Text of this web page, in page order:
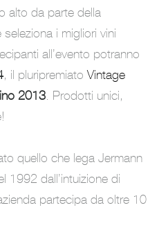
alto da parte della
i migliori vini
all’evento potranno
, il pluripremiato Vintage
2013 . Prodotti unici,
quello che lega Jermann
1992 dall’intuizione di
partecipa da oltre 10